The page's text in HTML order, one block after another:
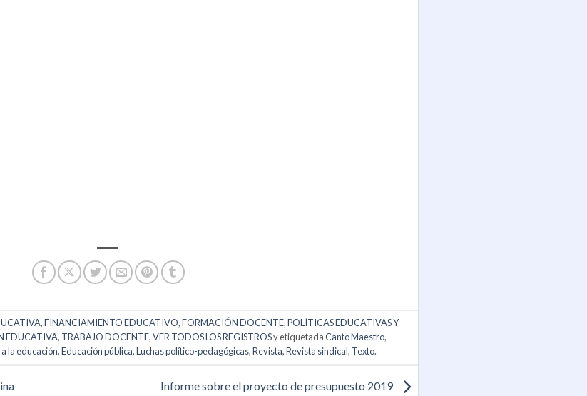
,FINANCIAMIENTO EDUCATIVO,FORMACIÓN DOCENTE,POLÍTICAS EDUCATIVAS Y
EDUCATIVA, TRABAJO DOCENTE,VER TODOS LOS REGISTROSy etiquetadaCanto Maestro,
la educación,Educación pública,Luchas político-pedagógicas,Revista,Revista sindical, Texto.
Informe sobre el proyecto de presupuesto 2019